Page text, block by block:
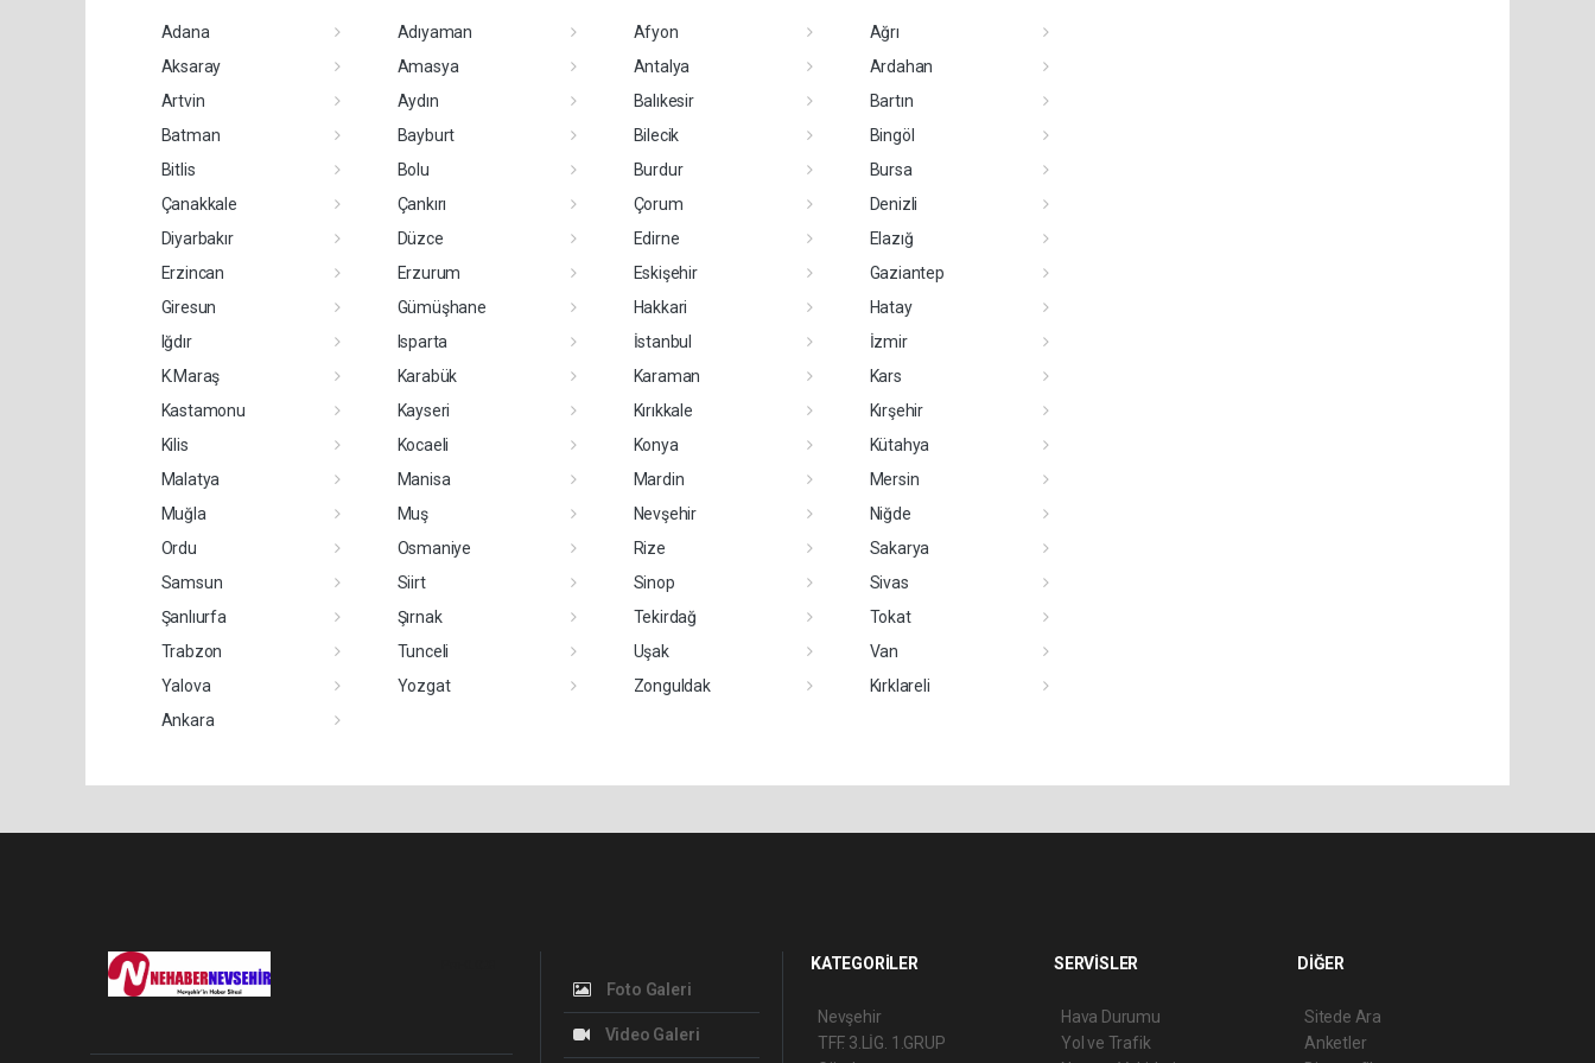
Adana Adıyaman Afyon
Ağrı
Aksaray
Amasya Antalya
Ardahan
Artvin
Aydın Balıkesir
Bartın
Batman
Bayburt Bilecik
Bingöl
Bitlis
Bolu Burdur
Bursa
Çanakkale
Çankırı Çorum
Denizli
Diyarbakır
Düzce Edirne
Elazığ
Erzincan
Erzurum Eskişehir
Gaziantep
Giresun
Gümüşhane Hakkari
Hatay
Iğdır
Isparta İstanbul
İzmir
K.Maraş
Karabük Karaman
Kars
Kastamonu
Kayseri Kırıkkale
Kırşehir
Kilis
Kocaeli Konya
Kütahya
Malatya
Manisa Mardin
Mersin
Muğla
Muş Nevşehir
Niğde
Ordu
Osmaniye Rize
Sakarya
Samsun
Siirt Sinop
Sivas
Şanlıurfa
Şırnak Tekirdağ
Tokat
Trabzon
Tunceli Uşak
Van
Yalova
Yozgat Zonguldak
Kırklareli
Ankara
Foto Galeri
Video Galeri
KATEGORİLER
Nevşehir
TFF. 3.LİG. 1.GRUP
SERVİSLER
Hava Durumu
Yol ve Trafik
DİĞER
Sitede Ara
Anketler